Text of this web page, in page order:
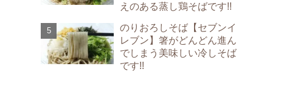
えのある蒸し鶏そばです!!
のりおろしそば【セブンイ
レブン】箸がどんどん進ん
でしまう美味しい冷しそば
です!!